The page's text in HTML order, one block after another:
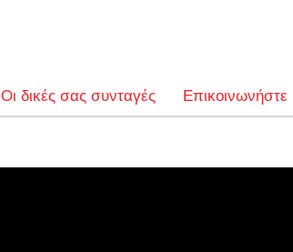
Οι δικές σας συνταγές Επικοινωνήστε